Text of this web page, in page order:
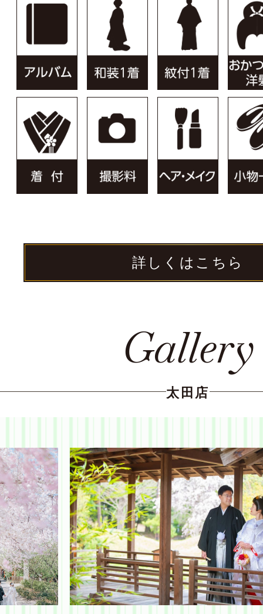
太田店
大宮店
太田店
大宮店
詳しくはこちら
Gallery
太田店